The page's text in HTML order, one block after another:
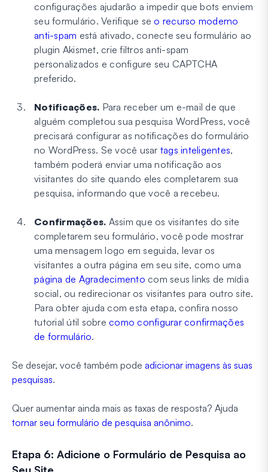
configurações ajudarão a impedir que bots enviem
seu formulário. Verifique seo recurso moderno
anti-spam está ativado, conecte seu formulário ao
plugin Akismet, crie filtros anti-spam
personalizados e configure seu CAPTCHA
preferido.
Notificações. Para receber um e-mail de que
alguém completou sua pesquisa WordPress, você
precisará configurar as notificações do formulário
no WordPress. Se você usar tags inteligentes,
também poderá enviar uma notificação aos
visitantes do site quando eles completarem sua
pesquisa, informando que você a recebeu.
Confirmações. Assim que os visitantes do site
completarem seu formulário, você pode mostrar
uma mensagem logo em seguida, levar os
visitantes a outra página em seu site, como uma
página de Agradecimento com seus links de mídia
social, ou redirecionar os visitantes para outro site.
Para obter ajuda com esta etapa, confira nosso
tutorial útil sobre como configurar confirmações
de formulário.
Se desejar, você também pode adicionar imagens às suas
pesquisas.
Quer aumentar ainda mais as taxas de resposta? Ajuda
tornar seu formulário de pesquisa anônimo.
Etapa 6: Adicione o Formulário de Pesquisa ao